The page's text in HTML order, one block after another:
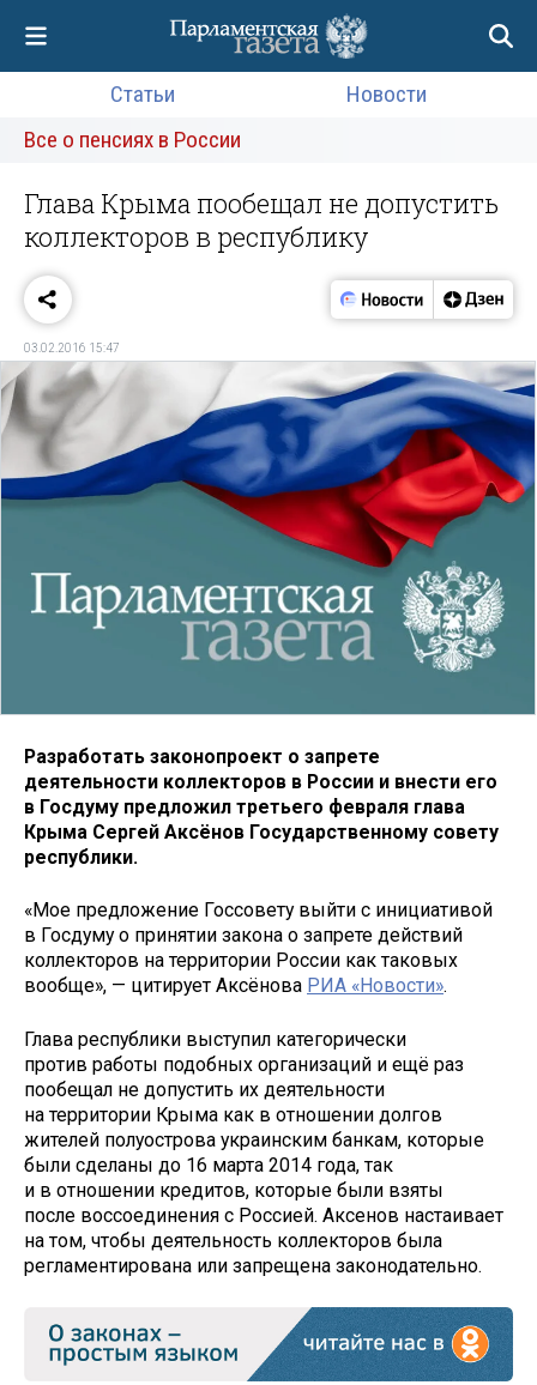
Статьи
Новости
Все о пенсиях в России
Глава Крыма пообещал не допустить
коллекторов в республику
03.02.2016 15:47
Разработать законопроект о запрете
деятельности коллекторов в России и внести его
в Госдуму предложил третьего февраля глава
Крыма Сергей Аксёнов Государственному совету
республики.
«Мое предложение Госсовету выйти с инициативой
в Госдуму о принятии закона о запрете действий
коллекторов на территории России как таковых
вообще», — цитирует Аксёнова РИА «Новости».
Глава республики выступил категорически
против работы подобных организаций и ещё раз
пообещал не допустить их деятельности
на территории Крыма как в отношении долгов
жителей полуострова украинским банкам, которые
были сделаны до 16 марта 2014 года, так
и в отношении кредитов, которые были взяты
после воссоединения с Россией. Аксенов настаивает
на том, чтобы деятельность коллекторов была
регламентирована или запрещена законодательно.